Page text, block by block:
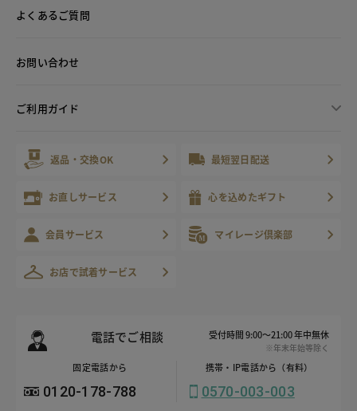
よくあるご質問
お問い合わせ
ご利用ガイド
返品・交換OK 最短翌日配送
お直しサービス 心を込めたギフト
会員サービス マイレージ倶楽部
お店で試着サービス
電話でご相談 受付時間 9:00～21:00 年中無休
※年末年始等除く
固定電話から
0120-178-788
携帯・IP電話から（有料）
0570-003-003